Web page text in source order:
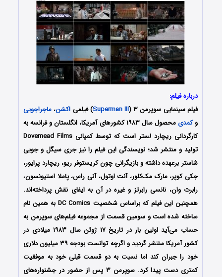
درباره فیلم:
فیلم سینمایی سوپرمن ۳ (
Superman III) فیلمی اکشن، ماجراجویی
وکمدی
محصول سال ۱۹۸۳ کشورهای آمریکا، انگلستان و فرانسه به
کارگردانی ریچارد لستر است که توسط کمپانی Dovemead Films
تولید و منتشر شد؛ نویسندگی این فیلم را نیز جری سیگل و جویی
شاستر برعهده داشته و بازیگرانی چون کریستوفر ریو، ریچارد پرایور،
جکی کوپر، مارک مک‌کلور، آنت اوتول، آنی راس، پاملا استیونسون،
رابرت وان، نانسی رابرتز و غیره در آن به ایفای نقش پرداخته‌اند.
همچنین این فیلم که براساس شخصیت DC Comics به همین نام
ساخته شده است و سومین قسمت از مجموعه فیلم‌های سوپرمن به
حساب می‌آید اولین بار در تاریخ ۱۷ ژوئن سال ۱۹۸۳ میلادی در
کشور آمریکا منتشر گردید و اگرچه توانست بودجه ۳۹ میلیون دلاری
خود را جبران کند اما نسبت به دو قسمت قبلی خود به موفقیت
کمتری دست پیدا کرد. سوپرمن ۳ پس از حضور در جشنواره‌های